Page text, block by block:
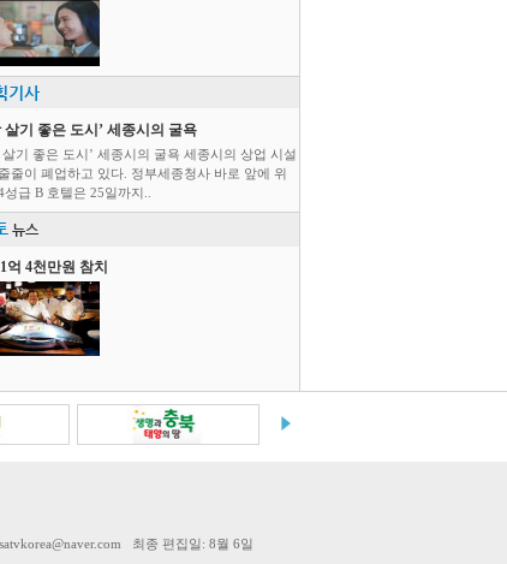
기사
살기 좋은 도시’ 세종시의 굴욕
살기 좋은 도시’ 세종시의 굴욕 세종시의 상업 시설
줄이 폐업하고 있다. 정부세종청사 바로 앞에 위
성급 B 호텔은 25일까지..
뉴스
억 4천만원 참치
최종 편집일: 8월 6일